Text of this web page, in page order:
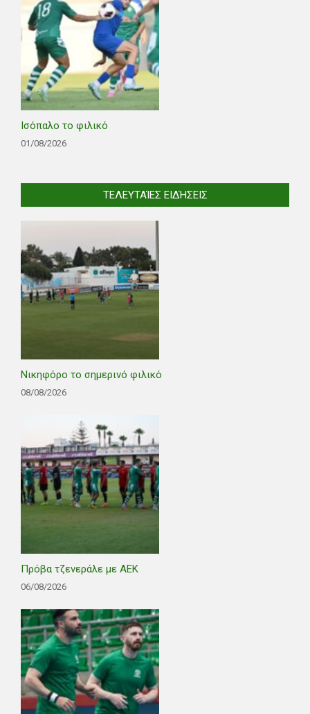
Ισόπαλο το φιλικό
01/08/2026
ΤΕΛΕΥΤΑΊΕΣ ΕΙΔΉΣΕΙΣ
Νικηφόρο το σημερινό φιλικό
08/08/2026
Πρόβα τζενεράλε με ΑΕΚ
06/08/2026